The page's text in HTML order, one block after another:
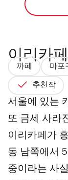
이리카
까페 마포
추천작
서울에 있는
또 금세 사라
이리카페가
동 남쪽에서
중이라는 사